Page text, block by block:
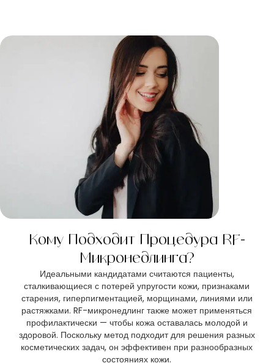
Кому Подходит Процедура RF-
Микронедлинга?
Идеальными кандидатами считаются пациенты,
сталкивающиеся с потерей упругости кожи, признаками
старения, гиперпигментацией, морщинами, линиями или
растяжками. RF-микронедлинг также может применяться
профилактически — чтобы кожа оставалась молодой и
здоровой. Поскольку метод подходит для решения разных
косметических задач, он эффективен при разнообразных
состояниях кожи.